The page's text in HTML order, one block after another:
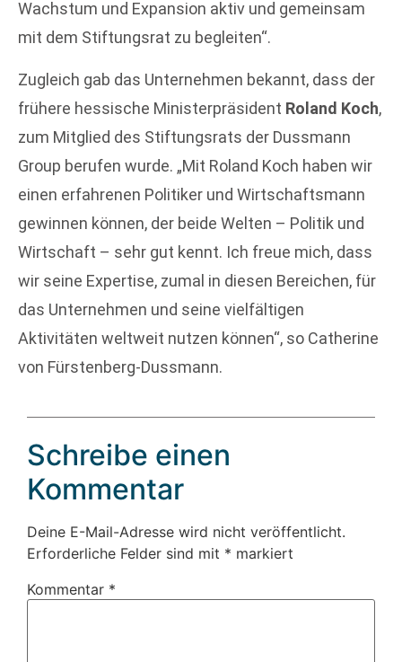
Wachstum und Expansion aktiv und gemeinsam
mit dem Stiftungsrat zu begleiten“.
Zugleich gab das Unternehmen bekannt, dass der
frühere hessische Ministerpräsident Roland Koch,
zum Mitglied des Stiftungsrats der Dussmann
Group berufen wurde. „Mit Roland Koch haben wir
einen erfahrenen Politiker und Wirtschaftsmann
gewinnen können, der beide Welten – Politik und
Wirtschaft – sehr gut kennt. Ich freue mich, dass
wir seine Expertise, zumal in diesen Bereichen, für
das Unternehmen und seine vielfältigen
Aktivitäten weltweit nutzen können“, so Catherine
von Fürstenberg-Dussmann.
Schreibe einen
Kommentar
Deine E-Mail-Adresse wird nicht veröffentlicht.
Erforderliche Felder sind mit * markiert
Kommentar *